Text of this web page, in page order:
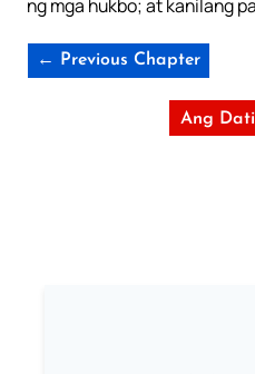
ng mga hukbo; at kanilang
← Previous Chapter
Ang